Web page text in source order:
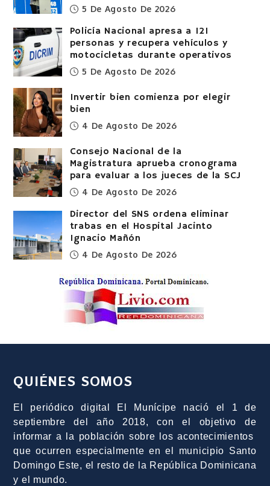
5 De Agosto De 2026
Policía Nacional apresa a 121
personas y recupera vehículos y
motocicletas durante operativos
5 De Agosto De 2026
Invertir bien comienza por elegir
bien
4 De Agosto De 2026
Consejo Nacional de la
Magistratura aprueba cronograma
para evaluar a los jueces de la SCJ
4 De Agosto De 2026
Director del SNS ordena eliminar
trabas en el Hospital Jacinto
Ignacio Mañón
4 De Agosto De 2026
QUIÉNES SOMOS
El periódico digital El Munícipe nació el 1 de
septiembre del año 2018, con el objetivo de
informar a la población sobre los acontecimientos
que ocurren especialmente en el municipio Santo
Domingo Este, el resto de la República Dominicana
y el mundo.